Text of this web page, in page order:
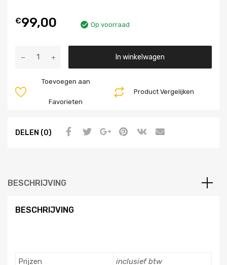
€99,00 Op voorraad
In winkelwagen
Product Vergelijken
Toevoegen aan
Favorieten
DELEN (0)
BESCHRIJVING
BESCHRIJVING
Prijzen inclusief btw